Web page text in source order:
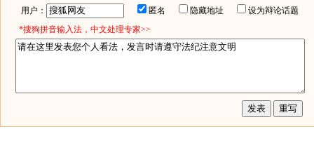
用户： 匿名 隐藏地址
设为辩论话题
*搜狗拼音输入法，中文处理专家>>